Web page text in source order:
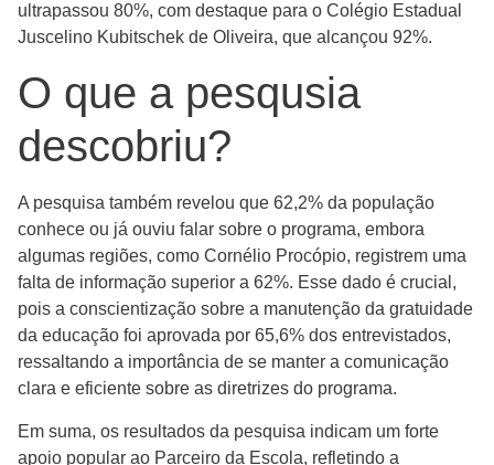
ultrapassou 80%, com destaque para o Colégio Estadual
Juscelino Kubitschek de Oliveira, que alcançou 92%.
O que a pesqusia
descobriu?
A pesquisa também revelou que 62,2% da população
conhece ou já ouviu falar sobre o programa, embora
algumas regiões, como Cornélio Procópio, registrem uma
falta de informação superior a 62%. Esse dado é crucial,
pois a conscientização sobre a manutenção da gratuidade
da educação foi aprovada por 65,6% dos entrevistados,
ressaltando a importância de se manter a comunicação
clara e eficiente sobre as diretrizes do programa.
Em suma, os resultados da pesquisa indicam um forte
apoio popular ao Parceiro da Escola, refletindo a